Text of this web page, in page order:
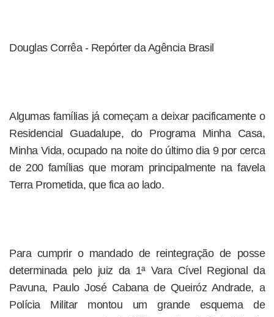
Douglas Corrêa - Repórter da Agência Brasil
Algumas famílias já começam a deixar pacificamente o
Residencial Guadalupe, do Programa Minha Casa,
Minha Vida, ocupado na noite do último dia 9 por cerca
de 200 famílias que moram principalmente na favela
Terra Prometida, que fica ao lado.
Para cumprir o mandado de reintegração de posse
determinada pelo juiz da 1ª Vara Cível Regional da
Pavuna, Paulo José Cabana de Queiróz Andrade, a
Polícia Militar montou um grande esquema de